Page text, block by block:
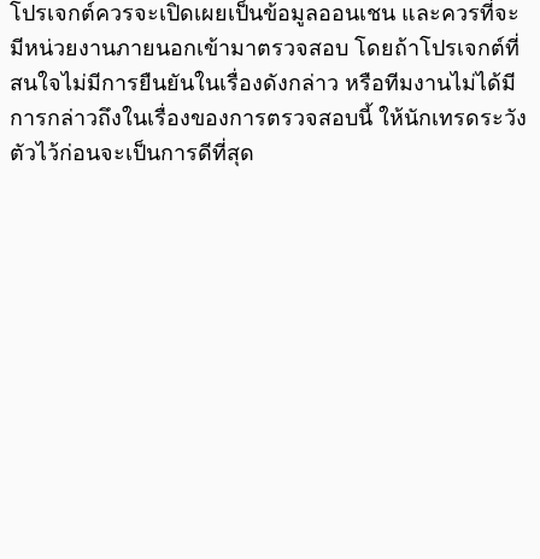
โปรเจกต์ควรจะเปิดเผยเป็นข้อมูลออนเชน และควรที่จะ
มีหน่วยงานภายนอกเข้ามาตรวจสอบ โดยถ้าโปรเจกต์ที่
สนใจไม่มีการยืนยันในเรื่องดังกล่าว หรือทีมงานไม่ได้มี
การกล่าวถึงในเรื่องของการตรวจสอบนี้ ให้นักเทรดระวัง
ตัวไว้ก่อนจะเป็นการดีที่สุด